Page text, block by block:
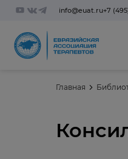
info@euat.ru+7
Главная